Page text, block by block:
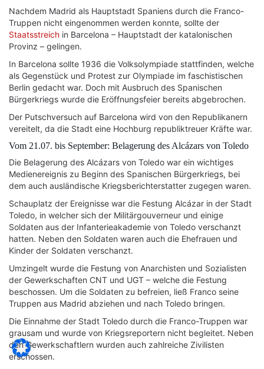
Nachdem Madrid als Hauptstadt Spaniens durch die Franco-
Truppen nicht eingenommen werden konnte, sollte der
Staatsstreich in Barcelona – Hauptstadt der katalonischen
Provinz – gelingen.
In Barcelona sollte 1936 die Volksolympiade stattfinden, welche
als Gegenstück und Protest zur Olympiade im faschistischen
Berlin gedacht war. Doch mit Ausbruch des Spanischen
Bürgerkriegs wurde die Eröffnungsfeier bereits abgebrochen.
Der Putschversuch auf Barcelona wird von den Republikanern
vereitelt, da die Stadt eine Hochburg republiktreuer Kräfte war.
Vom 21.07. bis September: Belagerung des Alcázars von Toledo
Die Belagerung des Alcázars von Toledo war ein wichtiges
Medienereignis zu Beginn des Spanischen Bürgerkriegs, bei
dem auch ausländische Kriegsberichterstatter zugegen waren.
Schauplatz der Ereignisse war die Festung Alcázar in der Stadt
Toledo, in welcher sich der Militärgouverneur und einige
Soldaten aus der Infanterieakademie von Toledo verschanzt
hatten. Neben den Soldaten waren auch die Ehefrauen und
Kinder der Soldaten verschanzt.
Umzingelt wurde die Festung von Anarchisten und Sozialisten
der Gewerkschaften CNT und UGT – welche die Festung
beschossen. Um die Soldaten zu befreien, ließ Franco seine
Truppen aus Madrid abziehen und nach Toledo bringen.
Die Einnahme der Stadt Toledo durch die Franco-Truppen war
grausam und wurde von Kriegsreportern nicht begleitet. Neben
den Gewerkschaftlern wurden auch zahlreiche Zivilisten
erschossen.